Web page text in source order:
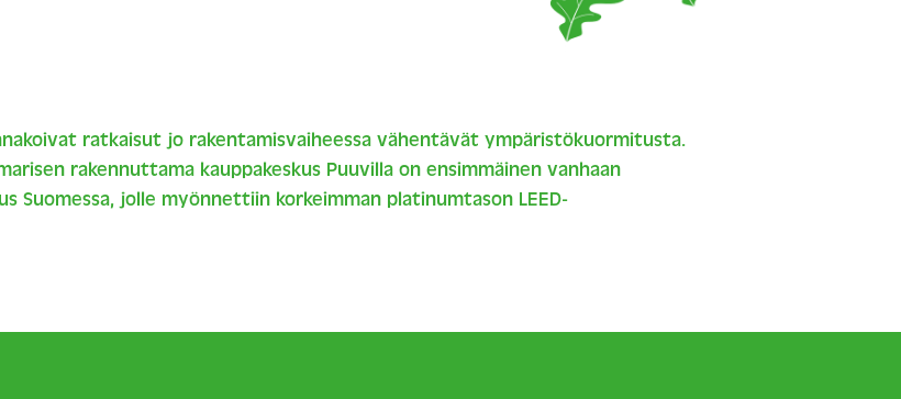
ratkaisut jo rakentamisvaiheessa vähentävät ympäristökuormitusta.
rakennuttama kauppakeskus Puuvilla on ensimmäinen vanhaan
jolle myönnettiin korkeimman platinumtason LEED-